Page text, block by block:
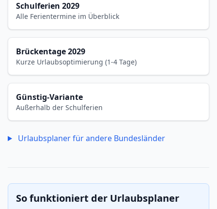
Schulferien 2029
Alle Ferientermine im Überblick
Brückentage 2029
Kurze Urlaubsoptimierung (1-4 Tage)
Günstig-Variante
Außerhalb der Schulferien
Urlaubsplaner für andere Bundesländer
So funktioniert der Urlaubsplaner